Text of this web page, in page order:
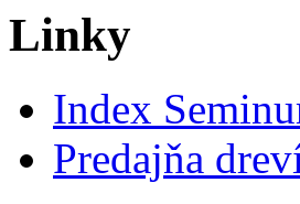
Linky
Index
Predajňa